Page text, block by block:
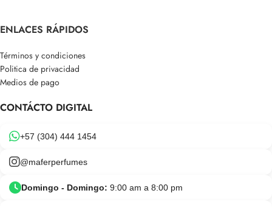
ENLACES RÁPIDOS
Términos y condiciones
Politica de privacidad
Medios de pago
CONTÁCTO DIGITAL
+57 (304) 444 1454
@maferperfumes
Domingo - Domingo: 9:00 am a 8:00 pm